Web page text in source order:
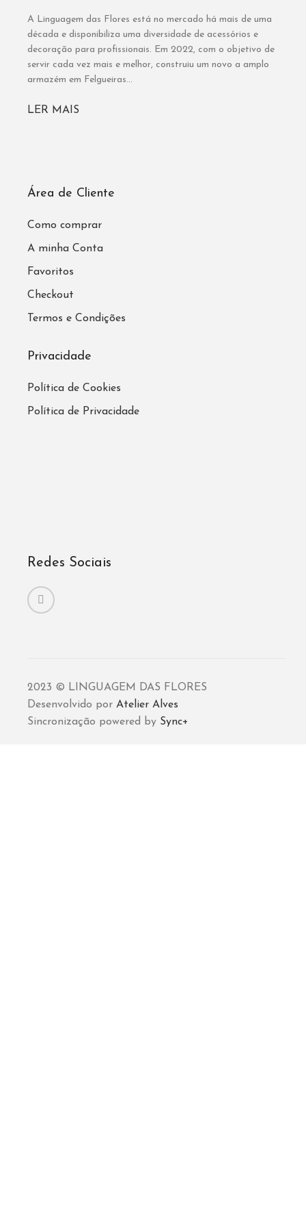
A Linguagem das Flores está no mercado há mais de uma
década e disponibiliza uma diversidade de acessórios e
decoração para profissionais. Em 2022, com o objetivo de
servir cada vez mais e melhor, construiu um novo a amplo
armazém em Felgueiras...
LER MAIS
Área de Cliente
Como comprar
A minha Conta
Favoritos
Checkout
Termos e Condições
Privacidade
Política de Cookies
Política de Privacidade
Redes Sociais
2023 © LINGUAGEM DAS FLORES
Desenvolvido por Atelier Alves
Sincronização powered by Sync+